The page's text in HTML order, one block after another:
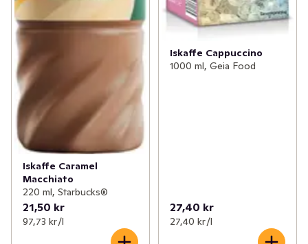
Iskaffe Caramel
Macchiato
220 ml, Starbucks®
21,50 kr
97,73 kr /l
Iskaffe Cappuccino
1000 ml, Geia Food
27,40 kr
27,40 kr /l